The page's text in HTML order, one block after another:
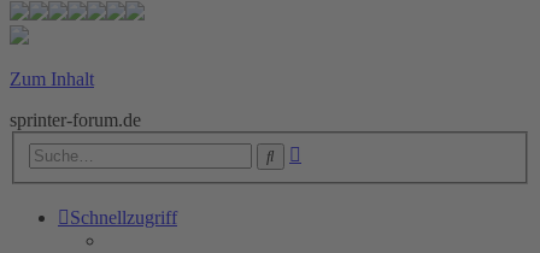
Zum Inhalt
sprinter-forum.de
Suche
Schnellzugriff